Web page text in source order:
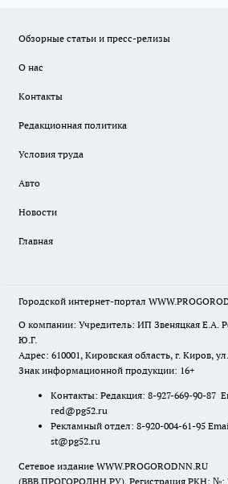
Обзорные статьи и пресс-релизы
О нас
Контакты
Редакционная политика
Условия труда
Авто
Новости
Главная
Городской интернет-портал
О компании: Учредитель: ИП Звеняцкая Е.А.
Ю.Г.
Адрес: 610001, Кировская область, г. Киров,
Знак информационной продукции: 16+
Контакты: Редакция: 8-927-669-90-87
red@pg52.ru
Рекламный отдел: 8-920-004-61-95
st@pg52.ru
Сетевое издание WWW.PROGORODNN.RU
(ВВВ.ПРОГОРОДНН.РУ). Регистрация РКН: №: